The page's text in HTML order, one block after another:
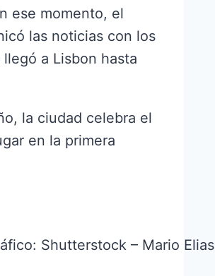
ese momento, el
las noticias con los
a Lisbon hasta
la ciudad celebra el
en la primera
Shutterstock – Mario Elias